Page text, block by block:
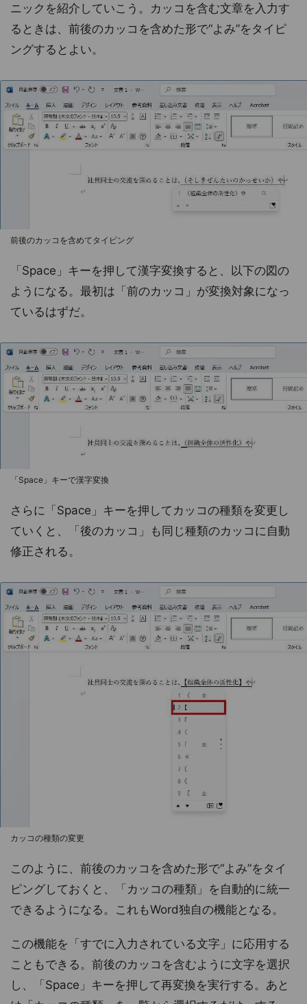
ニックを紹介していこう。カッコを含む文章を入力す
るときは、前後のカッコを含めた形で“よみ”をタイピ
ングするとよい。
前後のカッコを含めてタイピング
「Space」キーを押して漢字変換すると、以下の図の
ようになる。最初は「前のカッコ」が変換対象になっ
ているはずだ。
「Space」キーで漢字変換
さらに「Space」キーを押してカッコの種類を変更し
ていくと、「後のカッコ」も同じ種類のカッコに自動
修正される。
カッコの種類の変更
このように、前後のカッコを含めた形で“よみ”をタイ
ピングしておくと、「カッコの種類」を自動的に統一
できるようになる。これもWord独自の機能となる。
この機能を「すでに入力されている文字」に応用する
こともできる。前後のカッコを含むように文字を選択
し、「Space」キーを押して再変換を実行する。あと